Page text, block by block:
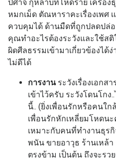
ปีศาจ กุหลาบที่โหดร้าย เครื่อง
หมกเม็ด ตัณหาราคะเรื่องเพศ
ควบคุมได้ ด้านมืดที่ถูกปลดปล่
คุณทำอะไรต้องระวังและใช้สติ
ผิดศีลธรรมเข้ามาเกี่ยวข้องได้
ไม่ดีได้
การงาน ระวังเรื่องเอก
เข้าไว้ครับ ระวังโดนโกง
นี้.. (ยิ่งเพื่อนรักหรือคนใก
เพื่อนรักหักเหลี่ยมโหดนะ
เหมาะกับคนที่ทำงานธุร
พนัน ขายอาวุธ ร้านเหล้า
ตรงข้าม เป็นต้น ถึงจะร